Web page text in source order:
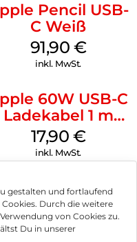
gestalten und fortlaufend
Durch die weitere
von Cookies zu.
Du in unserer
Pencil USB-
C Weiß
91,90 €
inkl. MwSt.
60W USB-C
Ladekabel 1 m
Weiß
17,90 €
inkl. MwSt.